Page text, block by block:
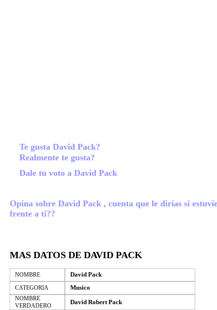
Te gusta David Pack?
Realmente te gusta?
Dale tu voto a David Pack
Opina sobre David Pack , cuenta que le dirias si
frente a ti??
MAS DATOS DE DAVID PACK
NOMBRE David Pack
CATEGORIA Musico
NOMBRE
VERDADERO
David Robert Pack